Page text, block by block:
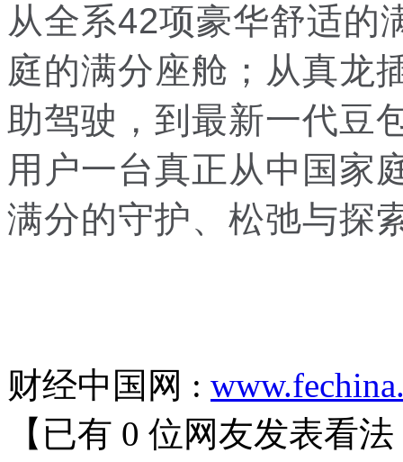
从全系42项豪华舒适的
庭的满分座舱；从真龙
助驾驶，到最新一代豆
用户一台真正从中国家
满分的守护、松弛与探
财经中国网 :
【已有 0 位网友发表看法